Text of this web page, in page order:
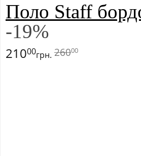
Поло Staff
-19%
26000
21000грн.